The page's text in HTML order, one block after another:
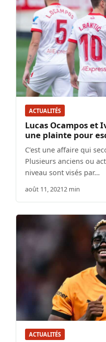
ACTUALITÉS
Lucas Ocampos et
une plainte pour
C’est une affaire qui
Plusieurs anciens ou
niveau sont visés par…
août 11, 20212 min
ACTUALITÉS